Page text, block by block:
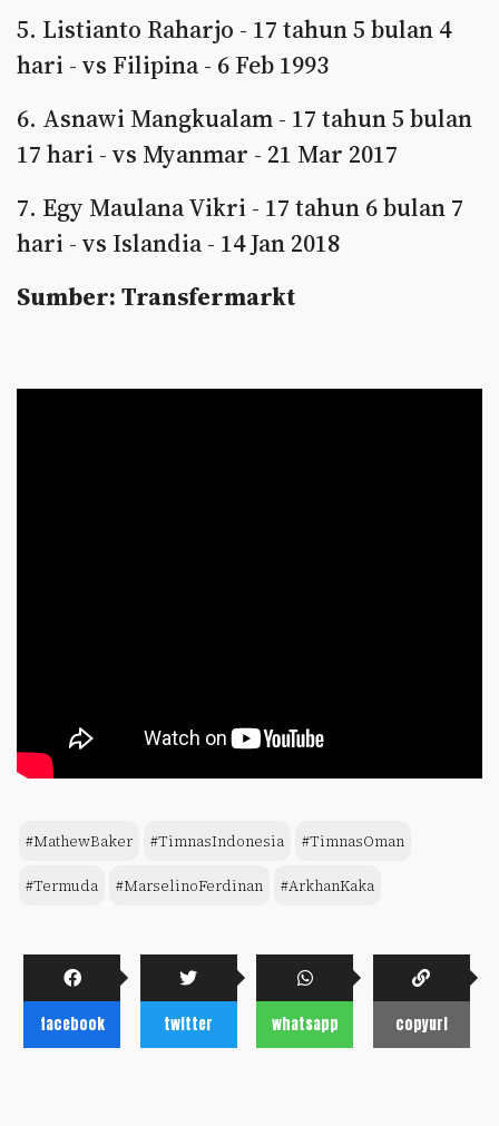
5. Listianto Raharjo - 17 tahun 5 bulan 4
hari - vs Filipina - 6 Feb 1993
6. Asnawi Mangkualam - 17 tahun 5 bulan
17 hari - vs Myanmar - 21 Mar 2017
7. Egy Maulana Vikri - 17 tahun 6 bulan 7
hari - vs Islandia - 14 Jan 2018
Sumber: Transfermarkt
#MathewBaker #TimnasIndonesia #TimnasOman
#Termuda #MarselinoFerdinan #ArkhanKaka
facebook twitter whatsapp copyurl